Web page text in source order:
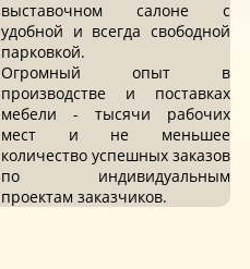
выставочном салоне с
удобной и всегда свободной
парковкой.
Огромный опыт в
производстве и поставках
мебели - тысячи рабочих
мест и не меньшее
количество успешных заказов
по индивидуальным
проектам заказчиков.